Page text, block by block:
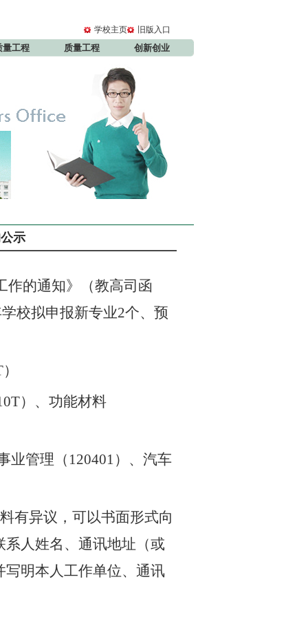
学校主页 旧版入口
量工程 质量工程 创新创业
示
作的通知》（教高司函
校拟申报新专业2个、预
）
）、功能材料
业管理（ 120401）、汽车
有异议，可以书面形式向
人姓名、通讯地址（或
明本人工作单位、通讯